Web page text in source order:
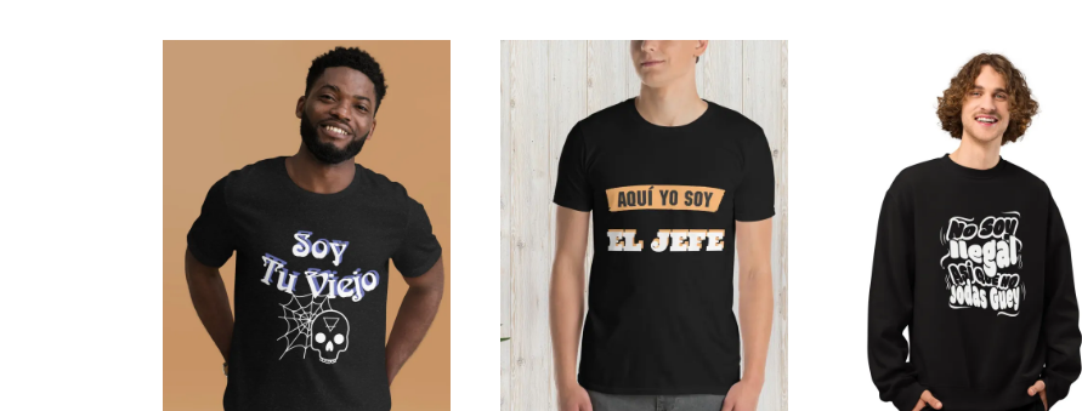
21,50$
hasta
34,00$
21,50$
hasta
34,00$
21,50$
hasta
34,00$